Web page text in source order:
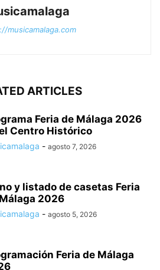
musicamalaga.com
ARTICLES
Feria de Málaga 2026
Centro Histórico
- agosto 7, 2026
y listado de casetas Feria
2026
- agosto 5, 2026
Feria de Málaga